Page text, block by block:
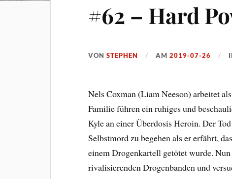
#62 – Hard
VONSTEPHEN AM2019-07-26
Nels Coxman (Liam Neeson) arbeitet
Familie führen ein ruhiges und
Kyle an einer Überdosis Heroin. Der
Selbstmord zu begehen als er erfährt,
einem Drogenkartell getötet wurde.
rivalisierenden Drogenbanden und